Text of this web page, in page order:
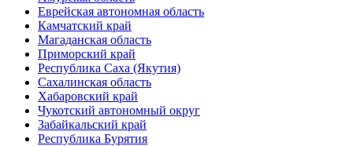
Еврейская автономная область
Камчатский край
Магаданская область
Приморский край
Республика Саха (Якутия)
Сахалинская область
Хабаровский край
Чукотский автономный округ
Забайкальский край
Республика Бурятия